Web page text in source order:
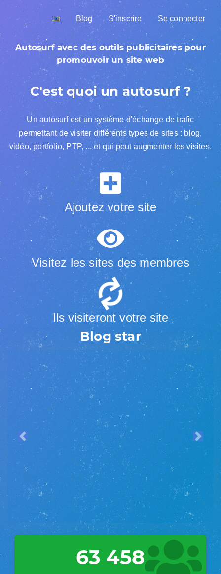
Blog S'inscrire Se connecter
Autosurf avec des outils publicitaires pour
promouvoir un site web
C'est quoi un autosurf ?
Un autosurf est un système d'échange de trafic
permettant de visiter différents types de sites : blog,
vidéo, portfolio, PTP, ... et qui peut augmenter les visites.
Ajoutez votre site
Visitez les sites des membres
Ils visiteront votre site
Blog star
Previous Next
63 458